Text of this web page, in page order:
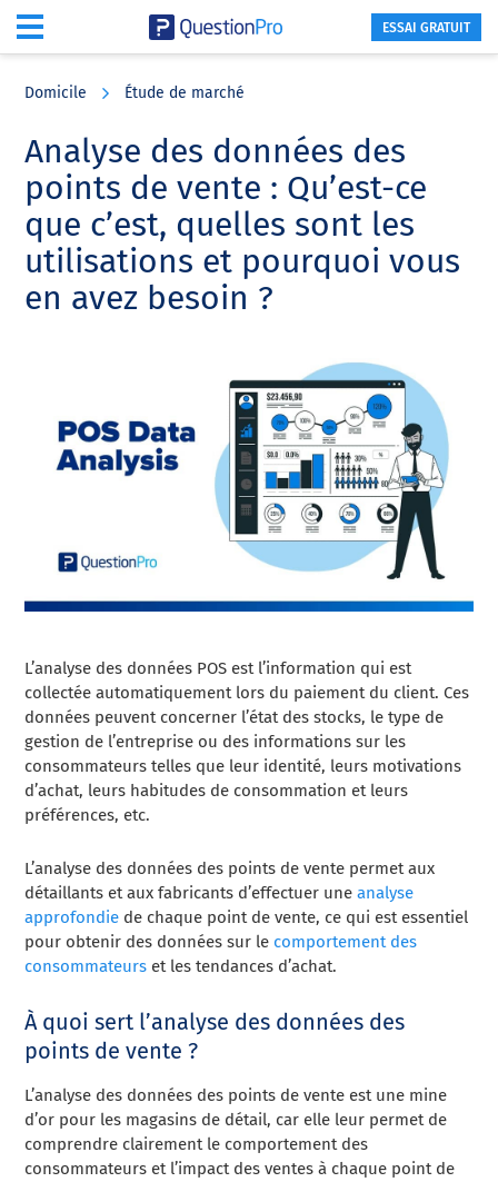
content
sidebar
ESSAI GRATUIT
Domicile Étude de marché
Analyse des données des
points de vente : Qu’est-ce
que c’est, quelles sont les
utilisations et pourquoi vous
en avez besoin ?
L’analyse des données POS est l’information qui est
collectée automatiquement lors du paiement du client. Ces
données peuvent concerner l’état des stocks, le type de
gestion de l’entreprise ou des informations sur les
consommateurs telles que leur identité, leurs motivations
d’achat, leurs habitudes de consommation et leurs
préférences, etc.
L’analyse des données des points de vente permet aux
détaillants et aux fabricants d’effectuer uneanalyse
approfondie de chaque point de vente, ce qui est essentiel
pour obtenir des données sur le comportement des
consommateurs et les tendances d’achat.
À quoi sert l’analyse des données des
points de vente ?
L’analyse des données des points de vente est une mine
d’or pour les magasins de détail, car elle leur permet de
comprendre clairement le comportement des
consommateurs et l’impact des ventes à chaque point de